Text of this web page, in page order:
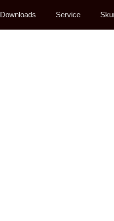
Downloads Service